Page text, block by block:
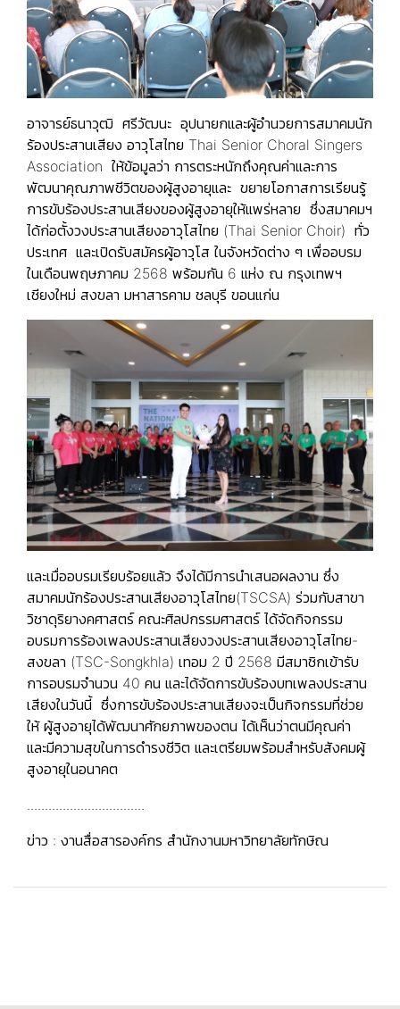
อาจารย์ธนาวุฒิ ศรีวัฒนะ อุปนายกและผู้อำนวยการสมาคมนัก
ร้องประสานเสียง อาวุโสไทย Thai Senior Choral Singers
Association ให้ข้อมูลว่า การตระหนักถึงคุณค่าและการ
พัฒนาคุณภาพชีวิตของผู้สูงอายุและ ขยายโอกาสการเรียนรู้
การขับร้องประสานเสียงของผู้สูงอายุให้แพร่หลาย ซึ่งสมาคมฯ
ได้ก่อตั้งวงประสานเสียงอาวุโสไทย (Thai Senior Choir) ทั่ว
ประเทศ และเปิดรับสมัครผู้อาวุโส ในจังหวัดต่าง ๆ เพื่ออบรม
ในเดือนพฤษภาคม 2568 พร้อมกัน 6 แห่ง ณ กรุงเทพฯ
เชียงใหม่ สงขลา มหาสารคาม ชลบุรี ขอนแก่น
และเมื่ออบรมเรียบร้อยแล้ว จึงได้มีการนำเสนอผลงาน ซึ่ง
สมาคมนักร้องประสานเสียงอาวุโสไทย(TSCSA) ร่วมกับสาขา
วิชาดุริยางคศาสตร์ คณะศิลปกรรมศาสตร์ ได้จัดกิจกรรม
อบรมการร้องเพลงประสานเสียงวงประสานเสียงอาวุโสไทย-
สงขลา (TSC-Songkhla) เทอม 2 ปี 2568 มีสมาชิกเข้ารับ
การอบรมจำนวน 40 คน และได้จัดการขับร้องบทเพลงประสาน
เสียงในวันนี้ ซึ่งการขับร้องประสานเสียงจะเป็นกิจกรรมที่ช่วย
ให้ ผู้สูงอายุได้พัฒนาศักยภาพของตน ได้เห็นว่าตนมีคุณค่า
และมีความสุขในการดำรงชีวิต และเตรียมพร้อมสำหรับสังคมผู้
สูงอายุในอนาคต
.................................
ข่าว : งานสื่อสารองค์กร สำนักงานมหาวิทยาลัยทักษิณ